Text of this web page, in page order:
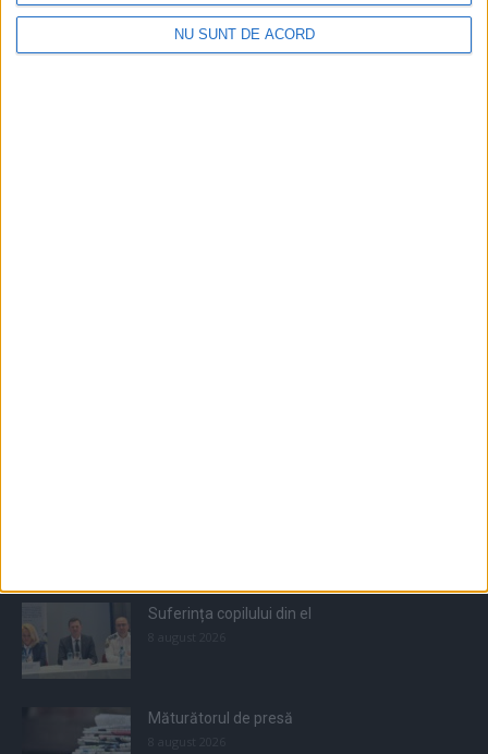
NU SUNT DE ACORD
Suferința copilului din el
Măturătorul de presă